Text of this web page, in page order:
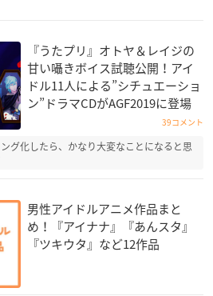
『うたプリ』オトヤ＆レイジの
甘い囁きボイス試聴公開！アイ
ドル11人による”シチュエーショ
ン”ドラマCDがAGF2019に登場
39コメント
グ化したら、かなり大変なことになると思
男性アイドルアニメ作品まと
め！『アイナナ』『あんスタ』
『ツキウタ』など12作品